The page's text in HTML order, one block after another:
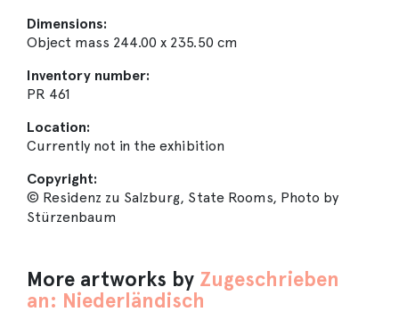
Dimensions:
Object mass 244.00 x 235.50 cm
Inventory number:
PR 461
Location:
Currently not in the exhibition
Copyright:
© Residenz zu Salzburg, State Rooms, Photo by
Stürzenbaum
More artworks by Zugeschrieben
an: Niederländisch